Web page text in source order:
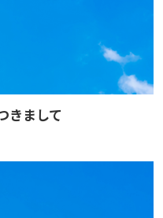
きまして